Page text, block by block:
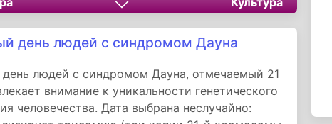
способный выразить то, что ускользает от
день людей с синдромом Дауна
людей с синдромом Дауна, отмечаемый 21
внимание к уникальности генетического
человечества. Дата выбрана неслучайно: